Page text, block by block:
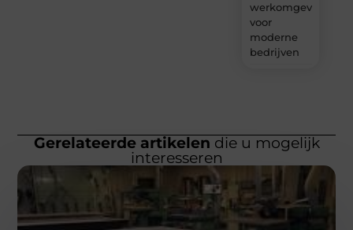
werkomgeving
voor
moderne
bedrijven
Gerelateerde artikelen die u mogelijk
interesseren